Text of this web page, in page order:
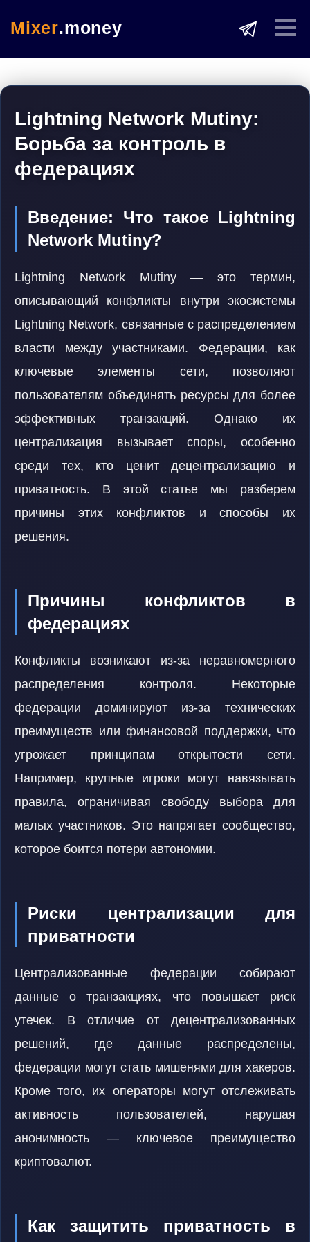
Mixer.money
Lightning Network Mutiny:
Борьба за контроль в
федерациях
Введение: Что такое Lightning
Network Mutiny?
Lightning Network Mutiny — это термин,
описывающий конфликты внутри экосистемы
Lightning Network, связанные с распределением
власти между участниками. Федерации, как
ключевые элементы сети, позволяют
пользователям объединять ресурсы для более
эффективных транзакций. Однако их
централизация вызывает споры, особенно
среди тех, кто ценит децентрализацию и
приватность. В этой статье мы разберем
причины этих конфликтов и способы их
решения.
Причины конфликтов в
федерациях
Конфликты возникают из-за неравномерного
распределения контроля. Некоторые
федерации доминируют из-за технических
преимуществ или финансовой поддержки, что
угрожает принципам открытости сети.
Например, крупные игроки могут навязывать
правила, ограничивая свободу выбора для
малых участников. Это напрягает сообщество,
которое боится потери автономии.
Риски централизации для
приватности
Централизованные федерации собирают
данные о транзакциях, что повышает риск
утечек. В отличие от децентрализованных
решений, где данные распределены,
федерации могут стать мишенями для хакеров.
Кроме того, их операторы могут отслеживать
активность пользователей, нарушая
анонимность — ключевое преимущество
криптовалют.
Как защитить приватность в